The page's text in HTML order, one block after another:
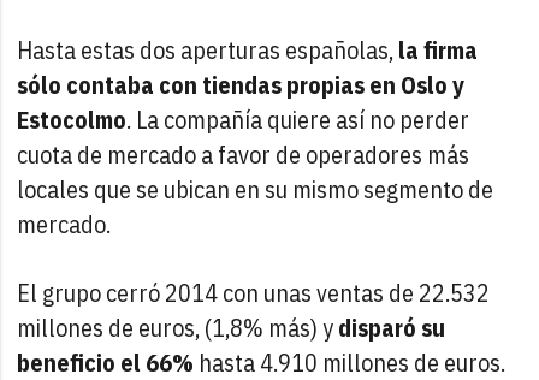
Hasta estas dos aperturas españolas,la firma
sólo contaba con tiendas propias en Oslo y
Estocolmo. La compañía quiere así no perder
cuota de mercado a favor de operadores más
locales que se ubican en su mismo segmento de
mercado.
El grupo cerró 2014 con unas ventas de 22.532
millones de euros, (1,8% más) ydisparó su
beneficio el 66% hasta 4.910 millones de euros.